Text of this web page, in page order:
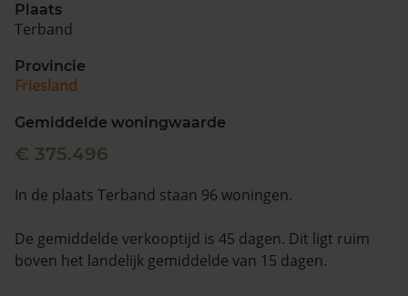
088 220 4200
Maandag t/m vrijdag - 08:00 -18:00
Plaats
Terband
Provincie
Friesland
Gemiddelde woningwaarde
€ 375.496
In de plaats Terband staan 96 woningen.
De gemiddelde verkooptijd is 45 dagen. Dit ligt ruim
boven het landelijk gemiddelde van 15 dagen.